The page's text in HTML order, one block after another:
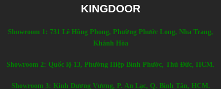
KINGDOOR
Showroom 1: 731 Lê Hồng Phong, Phường Phước Long, Nha Trang,
Khánh Hòa
Showroom 2: Quốc lộ 13, Phường Hiệp Bình Phước, Thủ Đức, HCM.
Showroom 3: Kinh Dương Vương, P. An Lạc, Q. Bình Tân, HCM.